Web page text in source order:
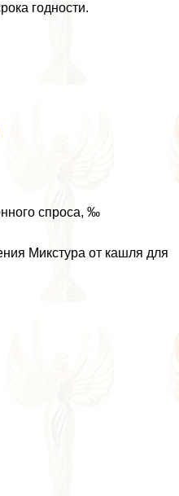
годности.
спроса, ‰
Микстура от кашля для